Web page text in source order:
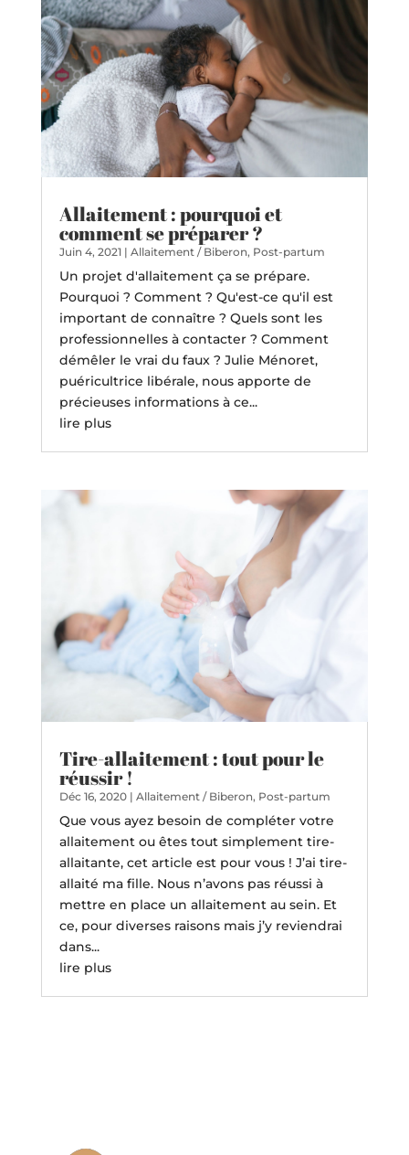
Allaitement : pourquoi et
comment se préparer ?
Juin 4, 2021| Allaitement / Biberon, Post-partum
Un projet d'allaitement ça se prépare.
Pourquoi ? Comment ? Qu'est-ce qu'il est
important de connaître ? Quels sont les
professionnelles à contacter ? Comment
démêler le vrai du faux ? Julie Ménoret,
puéricultrice libérale, nous apporte de
précieuses informations à ce...
lire plus
Tire-allaitement : tout pour le
réussir !
Déc 16, 2020| Allaitement / Biberon, Post-partum
Que vous ayez besoin de compléter votre
allaitement ou êtes tout simplement tire-
allaitante, cet article est pour vous ! J’ai tire-
allaité ma fille. Nous n’avons pas réussi à
mettre en place un allaitement au sein. Et
ce, pour diverses raisons mais j’y reviendrai
dans...
lire plus